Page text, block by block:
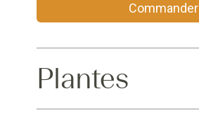
Commander
Plantes